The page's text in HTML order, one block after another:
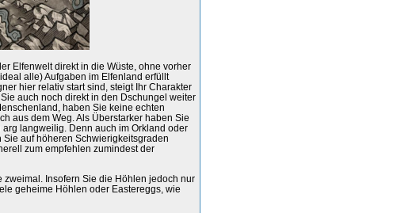
Elfenwelt direkt in die Wüste, ohne vorher
alle) Aufgaben im Elfenland erfüllt
hier relativ start sind, steigt Ihr Charakter
auch noch direkt in den Dschungel weiter
haben Sie keine echten
aus dem Weg. Als Überstarker haben Sie
langweilig. Denn auch im Orkland oder
auf höheren Schwierigkeitsgraden
zum empfehlen zumindest der
Insofern Sie die Höhlen jedoch nur
geheime Höhlen oder Eastereggs, wie